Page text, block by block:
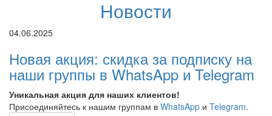
Новости
04.06.2025
Новая акция: скидка за подписку на
наши группы в WhatsApp и Telegram
Уникальная акция для наших клиентов!
Присоединяйтесь к нашим группам в WhatsApp и Telegram.